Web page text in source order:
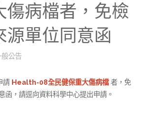
傷病檔者，免檢
源單位同意函
般公告
請 Health-08全民健保重大傷病檔者，免
函，請逕向資料科學中心提出申請。